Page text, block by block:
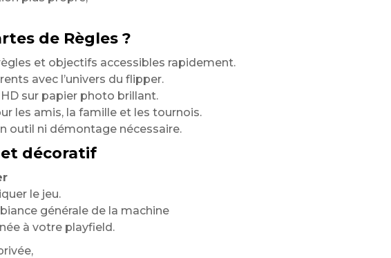
de Règles ?
et objectifs accessibles rapidement.
avec l’univers du flipper.
sur papier photo brillant.
les amis, la famille et les tournois.
outil ni démontage nécessaire.
décoratif
le jeu.
générale de la machine
à votre playfield.